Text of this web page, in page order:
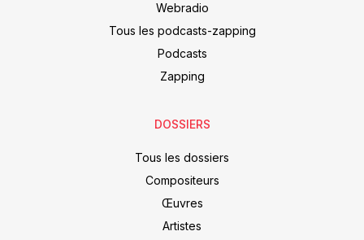
Webradio
Tous les podcasts-zapping
Podcasts
Zapping
DOSSIERS
Tous les dossiers
Compositeurs
Œuvres
Artistes